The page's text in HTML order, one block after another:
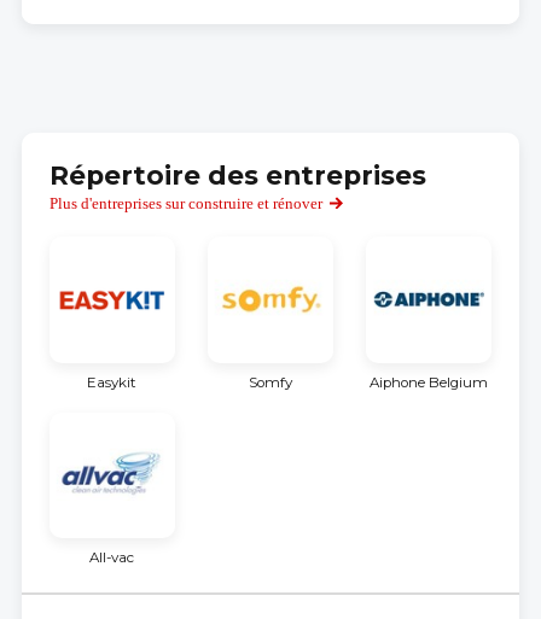
Répertoire des entreprises
Plus d'entreprises sur construire et rénover
Easykit Somfy Aiphone Belgium
All-vac